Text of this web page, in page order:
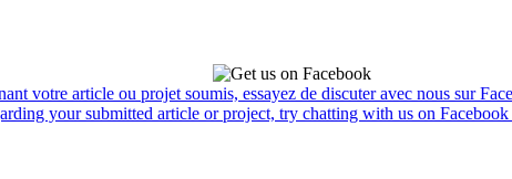
votre article ou projet soumis, essayez de discuter avec nous sur
your submitted article or project, try chatting with us on